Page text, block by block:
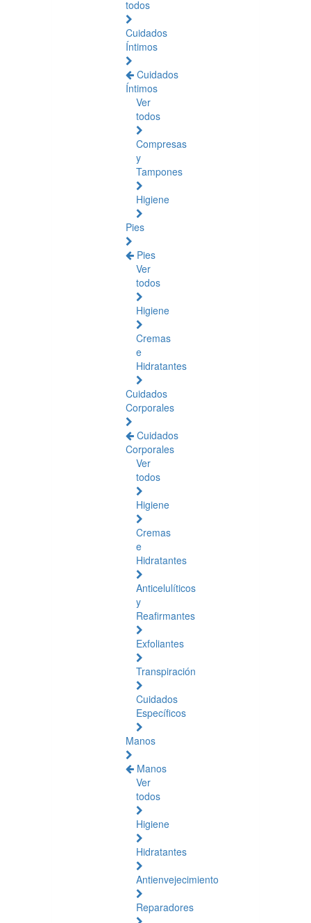
todos
Cuidados
Íntimos
Cuidados
Íntimos
Ver
todos
Compresas
y
Tampones
Higiene
Pies
Pies
Ver
todos
Higiene
Cremas
e
Hidratantes
Cuidados
Corporales
Cuidados
Corporales
Ver
todos
Higiene
Cremas
e
Hidratantes
Anticelulíticos
y
Reafirmantes
Exfoliantes
Transpiración
Cuidados
Específicos
Manos
Manos
Ver
todos
Higiene
Hidratantes
Antienvejecimiento
Reparadores